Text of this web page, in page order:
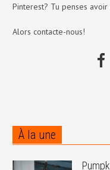
Pinterest? Tu penses
Alors contacte-nous!
À la une